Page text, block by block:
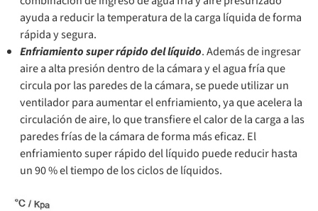
ayuda a reducir la temperatura de la carga líquida de forma
rápida y segura.
Enfriamiento super rápido del líquido. Además de ingresar
aire a alta presión dentro de la cámara y el agua fría que
circula por las paredes de la cámara, se puede utilizar un
ventilador para aumentar el enfriamiento, ya que acelera la
circulación de aire, lo que transfiere el calor de la carga a las
paredes frías de la cámara de forma más eficaz. El
enfriamiento super rápido del líquido puede reducir hasta
un 90 % el tiempo de los ciclos de líquidos.